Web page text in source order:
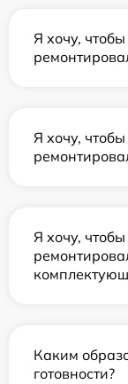
Я хочу,
Я хочу,
Я хочу,
Каким
готовности?